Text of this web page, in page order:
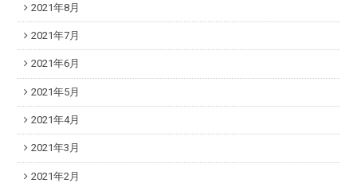
2021年8月
2021年7月
2021年6月
2021年5月
2021年4月
2021年3月
2021年2月